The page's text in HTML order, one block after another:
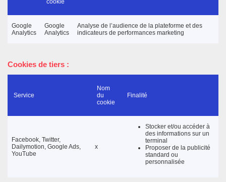
cookie
Google
Analytics
Google
Analytics
Analyse de l’audience de la plateforme et des
indicateurs de performances marketing
Cookies de tiers :
Service
Nom
du
cookie
Finalité
Facebook, Twitter,
Dailymotion, Google Ads,
YouTube
x
Stocker et/ou accéder à
des informations sur un
terminal
Proposer de la publicité
standard ou
personnalisée